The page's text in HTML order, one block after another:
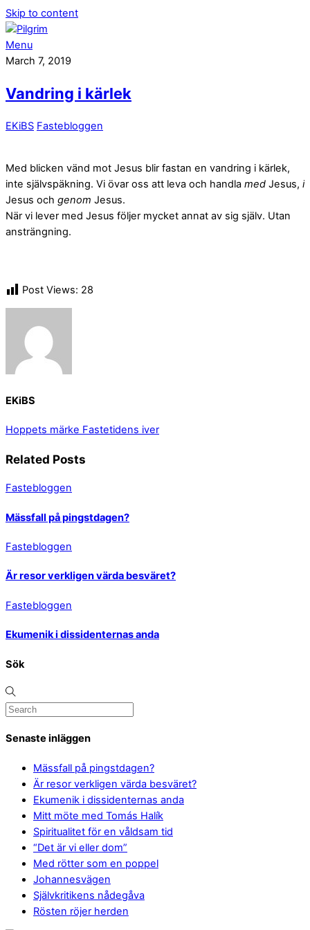
Skip to content
Menu
March 7, 2019
Vandring i kärlek
EKiBS Fastebloggen
Med blicken vänd mot Jesus blir fastan en vandring i kärlek,
inte självspäkning. Vi övar oss att leva och handla med Jesus, i
Jesus och genom Jesus.
När vi lever med Jesus följer mycket annat av sig själv. Utan
ansträngning.
Post Views: 28
EKiBS
Hoppets märke Fastetidens iver
Related Posts
Fastebloggen
Mässfall på pingstdagen?
Fastebloggen
Är resor verkligen värda besväret?
Fastebloggen
Ekumenik i dissidenternas anda
Sök
Senaste inläggen
Mässfall på pingstdagen?
Är resor verkligen värda besväret?
Ekumenik i dissidenternas anda
Mitt möte med Tomás Halík
Spiritualitet för en våldsam tid
“Det är vi eller dom”
Med rötter som en poppel
Johannesvägen
Självkritikens nådegåva
Rösten röjer herden